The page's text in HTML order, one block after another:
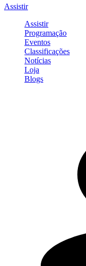
Assistir
Assistir
Programação
Eventos
Classificações
Notícias
Loja
Blogs